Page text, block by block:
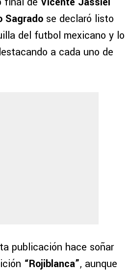
Sagrado se declaró listo
del futbol mexicano y lo
a cada uno de
publicación hace soñar
“Rojiblanca”, aunque